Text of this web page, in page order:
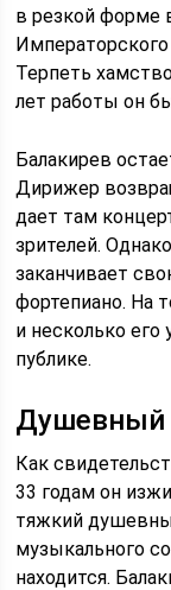
в резкой форме
Терпеть
лет работы он
Балакирев
Дирижер
дает там
зрителей.
заканчивает
фортепиано. На
и несколько
публике.
Душевный
Как
33 годам он
тяжкий
музыкального
находится.